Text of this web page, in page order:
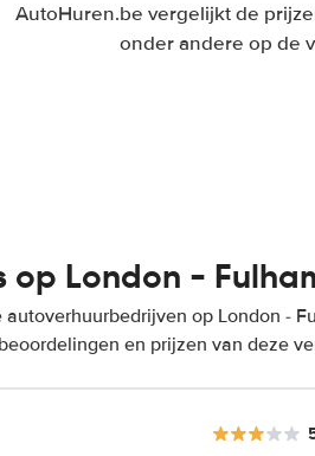
AutoHuren.be vergelijkt de
onder andere op de
op London -
op London -
en prijzen van deze